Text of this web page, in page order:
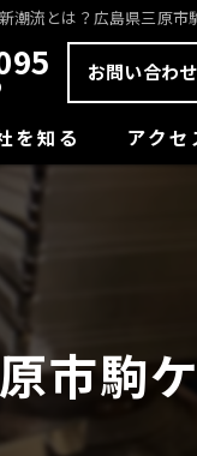
潮流とは？広島県三原市
お問い合わ
を知る
験
不問
アクセ
市駒